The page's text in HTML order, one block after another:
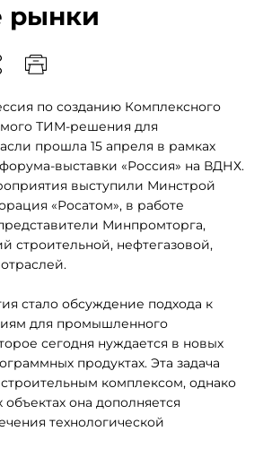
рынки
по созданию Комплексного
ТИМ-решения для
прошла 15 апреля в рамках
выставки «Россия» на ВДНХ.
выступили Минстрой
«Росатом», в работе
Минпромторга,
строительной, нефтегазовой,
стало обсуждение подхода к
для промышленного
сегодня нуждается в новых
продуктах. Эта задача
комплексом, однако
она дополняется
технологической